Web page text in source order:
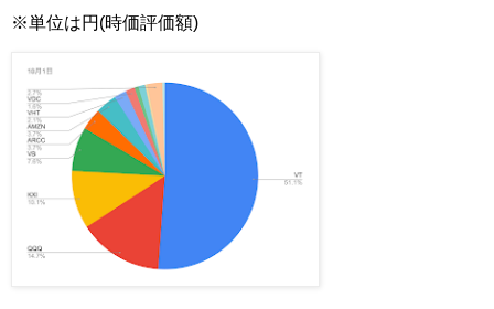
※単位は円(時価評価額)